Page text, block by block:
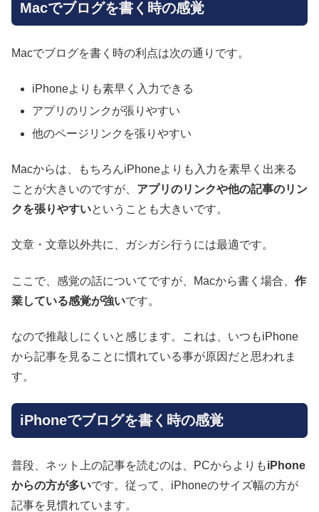
Macでブログを書く時の感覚
Macでブログを書く時の利点は次の通りです。
iPhoneよりも素早く入力できる
アプリのリンクが張りやすい
他のページリンクを張りやすい
Macからは、もちろんiPhoneよりも入力を素早く出来る
ことが大きいのですが、 アプリのリンクや他の記事のリン
クを張りやすいということも大きいです。
文章・文章以外共に、ガシガシ行うには最適です。
ここで、感覚の話についてですが、Macから書く場合、 作
業している感覚が強いです。
なので推敲しにくいと感じます。これは、いつもiPhone
から記事を見ることに慣れている事が原因だと思われま
す。
iPhoneでブログを書く時の感覚
普段、ネット上の記事を読むのは、PCからよりもiPhone
からの方が多いです。従って、iPhoneのサイズ幅の方が
記事を見慣れています。